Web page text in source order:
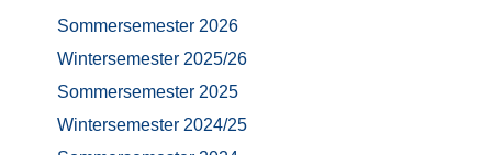
Sommersemester 2026
Wintersemester 2025/26
Sommersemester 2025
Wintersemester 2024/25